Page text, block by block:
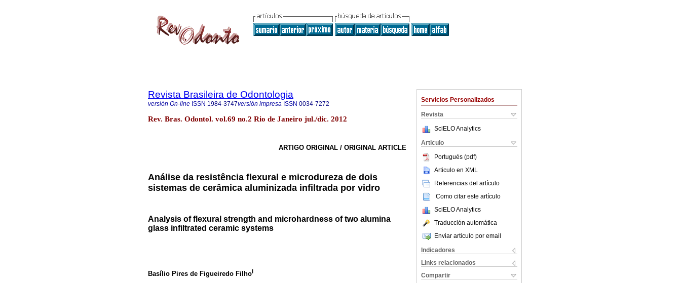
Servicios Personalizados
Revista
SciELO Analytics
Articulo
Portugués (pdf)
Articulo en XML
Referencias del artículo
Como citar este artículo
SciELO Analytics
Traducción automática
Enviar articulo por email
Indicadores
Links relacionados
Compartir
Revista Brasileira de Odontologia
versión On-line ISSN 1984-3747versión impresa ISSN 0034-7272
Rev. Bras. Odontol. vol.69 no.2 Rio de Janeiro jul./dic. 2012
ARTIGO ORIGINAL / ORIGINAL ARTICLE
Análise da resistência flexural e microdureza de dois
sistemas de cerâmica aluminizada infiltrada por vidro
Analysis of flexural strength and microhardness of two alumina
glass infiltrated ceramic systems
Basílio Pires de Figueiredo FilhoI